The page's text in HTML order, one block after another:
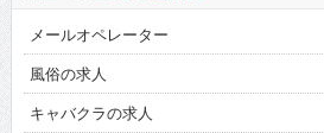
メールオペレーター
風俗の求人
キャバクラの求人